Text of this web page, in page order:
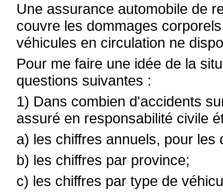
Une assurance automobile de
couvre les dommages
véhicules en circulation ne
Pour me faire une idée de la
questions suivantes :
1) Dans combien d'accidents
assuré en responsabilité civile
a) les chiffres annuels, pour les
b) les chiffres par province;
c) les chiffres par type de